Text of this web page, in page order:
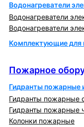
Водонагреватели
Водонагреватели
Водонагреватели
Комплектующие для
Пожарное
Гидранты пожарные
Гидранты пожарные
Гидранты пожарные
Колонки пожарные